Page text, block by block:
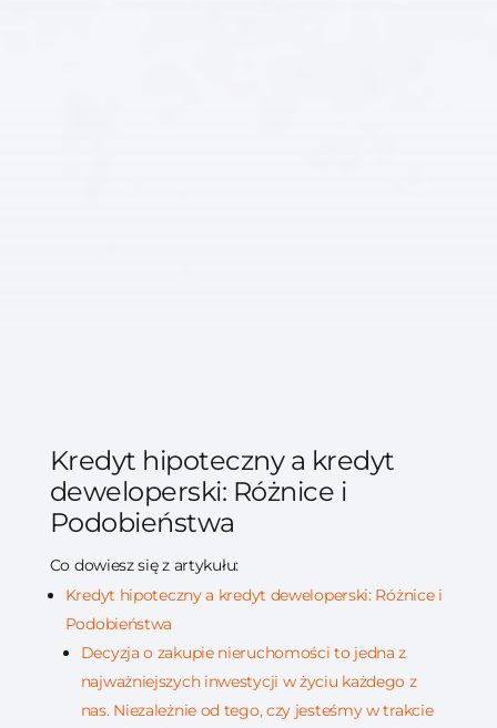
Kredyt hipoteczny a kredyt
deweloperski: Różnice i
Podobieństwa
Co dowiesz się z artykułu:
Kredyt hipoteczny a kredyt deweloperski: Różnice i
Podobieństwa
Decyzja o zakupie nieruchomości to jedna z
najważniejszych inwestycji w życiu każdego z
nas. Niezależnie od tego, czy jesteśmy w trakcie